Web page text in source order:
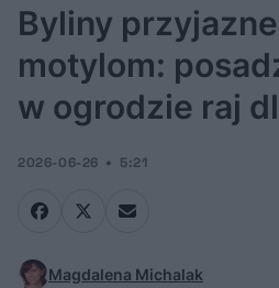
motylom: posadź je i stwórz w ogrodzie
Byliny
motylom:
w ogrodzie raj
2026-06-26 5:21
Magdalena Michalak